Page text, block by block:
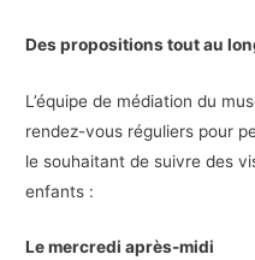
Des propositions tout au
L’équipe de médiation du
rendez-vous réguliers pour
le souhaitant de suivre des
enfants :
Le mercredi après-midi